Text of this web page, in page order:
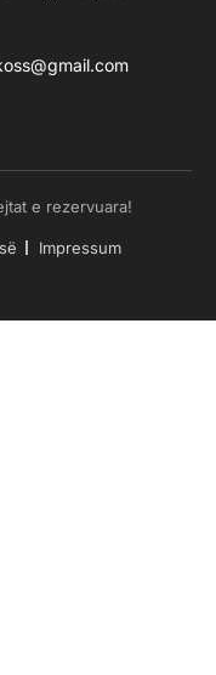
e rezervuara!
Impressum